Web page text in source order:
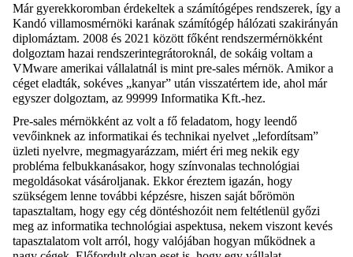
Már gyerekkoromban érdekeltek a számítógépes rendszerek, így a
Kandó villamosmérnöki karának számítógép hálózati szakirányán
diplomáztam. 2008 és 2021 között főként rendszermérnökként
dolgoztam hazai rendszerintegrátoroknál, de sokáig voltam a
VMware amerikai vállalatnál is mint pre-sales mérnök. Amikor a
céget eladták, sokéves „kanyar” után visszatértem ide, ahol már
egyszer dolgoztam, az 99999 Informatika Kft.-hez.
Pre-sales mérnökként az volt a fő feladatom, hogy leendő
vevőinknek az informatikai és technikai nyelvet „lefordítsam”
üzleti nyelvre, megmagyarázzam, miért éri meg nekik egy
probléma felbukkanásakor, hogy színvonalas technológiai
megoldásokat vásároljanak. Ekkor éreztem igazán, hogy
szükségem lenne további képzésre, hiszen saját bőrömön
tapasztaltam, hogy egy cég döntéshozóit nem feltétlenül győzi
meg az informatika technológiai aspektusa, nekem viszont kevés
tapasztalatom volt arról, hogy valójában hogyan működnek a